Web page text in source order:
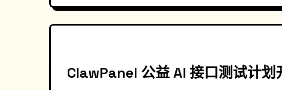
ClawPanel 公益 AI 接口测试计划